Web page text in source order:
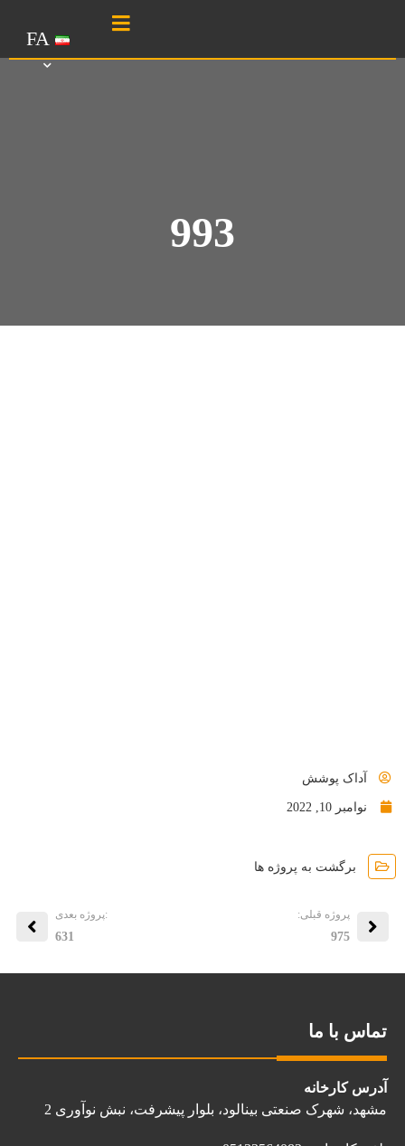
FA
993
آداک پوشش
نوامبر 10, 2022
برگشت به پروژه ها
پروژه قبلی:
975
:پروژه بعدی
631
تماس با ما
آدرس کارخانه
مشهد، شهرک صنعتی بینالود، بلوار پیشرفت، نبش نوآوری 2